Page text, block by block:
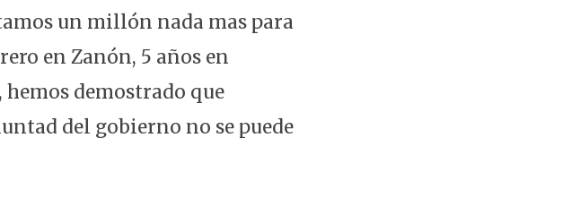
un millón nada mas para
en Zanón, 5 años en
hemos demostrado que
del gobierno no se puede